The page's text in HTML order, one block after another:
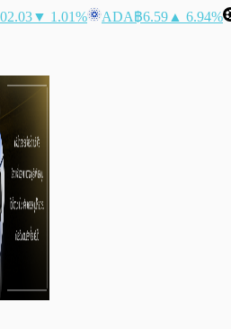
▼ 1.01% ADA฿6.59 ▲ 6.94%